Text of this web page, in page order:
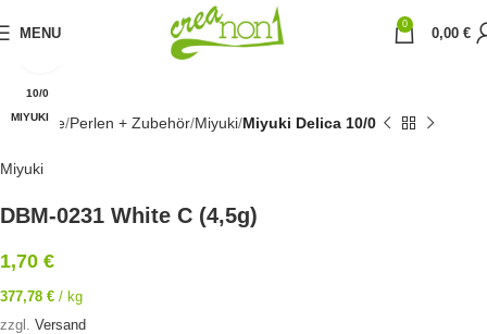
MENU
0
0,00 €
10/0
MIYUKI
Startseite Perlen + Zubehör Miyuki Miyuki Delica 10/0
Miyuki
DBM-0231 White C (4,5g)
1,70 €
377,78 € / kg
zzgl. Versand